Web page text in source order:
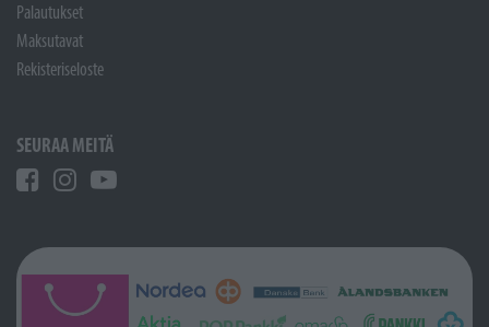
Palautukset
Maksutavat
Rekisteriseloste
SEURAA MEITÄ